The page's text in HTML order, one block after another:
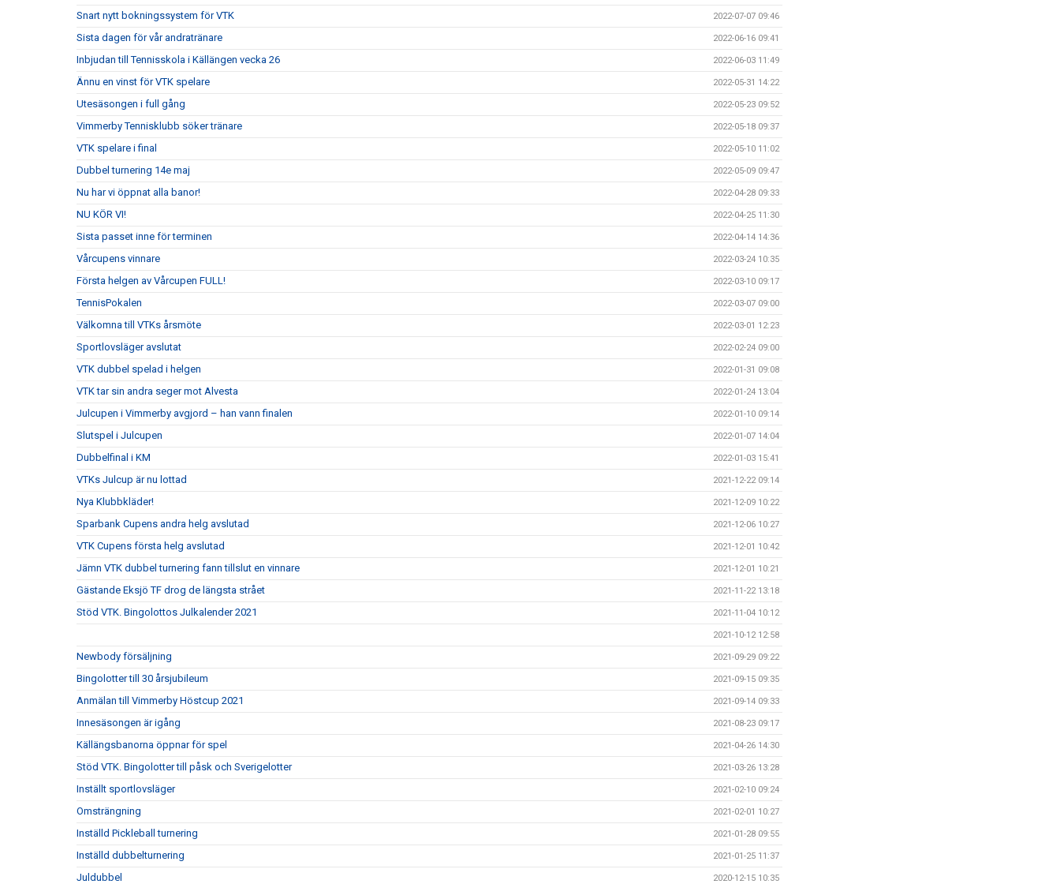
Snart nytt bokningssystem för VTK 2022-07-07 09:46
Sista dagen för vår andratränare 2022-06-16 09:41
Inbjudan till Tennisskola i Källängen vecka 26 2022-06-03 11:49
Ännu en vinst för VTK spelare 2022-05-31 14:22
Utesäsongen i full gång 2022-05-23 09:52
Vimmerby Tennisklubb söker tränare 2022-05-18 09:37
VTK spelare i final 2022-05-10 11:02
Dubbel turnering 14e maj 2022-05-09 09:47
Nu har vi öppnat alla banor! 2022-04-28 09:33
NU KÖR VI! 2022-04-25 11:30
Sista passet inne för terminen 2022-04-14 14:36
Vårcupens vinnare 2022-03-24 10:35
Första helgen av Vårcupen FULL! 2022-03-10 09:17
TennisPokalen 2022-03-07 09:00
Välkomna till VTKs årsmöte 2022-03-01 12:23
Sportlovsläger avslutat 2022-02-24 09:00
VTK dubbel spelad i helgen 2022-01-31 09:08
VTK tar sin andra seger mot Alvesta 2022-01-24 13:04
Julcupen i Vimmerby avgjord – han vann finalen 2022-01-10 09:14
Slutspel i Julcupen 2022-01-07 14:04
Dubbelfinal i KM 2022-01-03 15:41
VTKs Julcup är nu lottad 2021-12-22 09:14
Nya Klubbkläder! 2021-12-09 10:22
Sparbank Cupens andra helg avslutad 2021-12-06 10:27
VTK Cupens första helg avslutad 2021-12-01 10:42
Jämn VTK dubbel turnering fann tillslut en vinnare 2021-12-01 10:21
Gästande Eksjö TF drog de längsta strået 2021-11-22 13:18
Stöd VTK. Bingolottos Julkalender 2021 2021-11-04 10:12
2021-10-12 12:58
Newbody försäljning 2021-09-29 09:22
Bingolotter till 30 årsjubileum 2021-09-15 09:35
Anmälan till Vimmerby Höstcup 2021 2021-09-14 09:33
Innesäsongen är igång 2021-08-23 09:17
Källängsbanorna öppnar för spel 2021-04-26 14:30
Stöd VTK. Bingolotter till påsk och Sverigelotter 2021-03-26 13:28
Inställt sportlovsläger 2021-02-10 09:24
Omsträngning 2021-02-01 10:27
Inställd Pickleball turnering 2021-01-28 09:55
Inställd dubbelturnering 2021-01-25 11:37
Juldubbel 2020-12-15 10:35